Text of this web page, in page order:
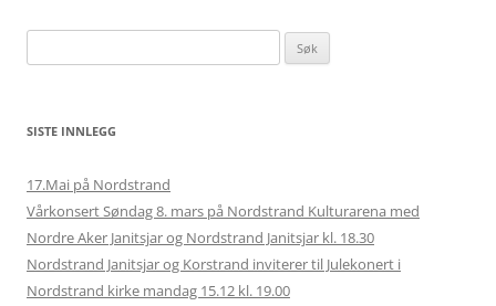
etter:
SISTE INNLEGG
17.Mai på Nordstrand
Vårkonsert Søndag 8. mars på Nordstrand Kulturarena med
Nordre Aker Janitsjar og Nordstrand Janitsjar kl. 18.30
Nordstrand Janitsjar og Korstrand inviterer til Julekonert i
Nordstrand kirke mandag 15.12 kl. 19.00